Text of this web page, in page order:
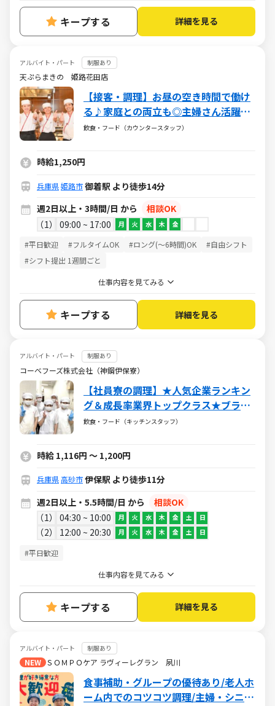
キープする 詳細を見る
アルバイト・パート 制服あり
天ぷらまきの 姫路花田店
【接客・調理】お昼の空き時間で働け
る♪家庭との両立も◎主婦さん活躍中
♪お子さまが無償で食事を楽しめる家
に働ける方大歓迎★1日3h～OK！
飲食・フード（カウンタースタッフ）
時給1,250円
兵庫県姫路市御着駅 より徒歩14分
週2日以上・3時間/日 から
相談OK
1
09:00 ~ 17:00 月 火 水 木 金
#平日歓迎 #フルタイムOK #ロング(～6時間)OK
#自由シフト
#シフト提出 1週間ごと
仕事内容を見てみる
キープする 詳細を見る
アルバイト・パート 制服あり
コーベフーズ株式会社（神鋼伊保寮）
【社員寮の調理】★人気企業ランキン
グ＆成長率業界トップクラス★ブラン
クOK★お得な社割★安定の老舗企業グ
飲食・フード（キッチンスタッフ）
時給 1,116円 ～ 1,200円
兵庫県高砂市伊保駅 より徒歩11分
週2日以上・5.5時間/日 から
相談OK
1
04:30 ~ 10:00 月 火 水 木 金 土 日
2 12:00 ~ 20:30 月 火 水 木 金 土 日
#平日歓迎
仕事内容を見てみる
キープする 詳細を見る
アルバイト・パート 制服あり
NEW ＳＯＭＰＯケア ラヴィーレグラン 夙川
食事補助・グループの優待あり/老人ホ
ーム内でのコツコツ調理/主婦・シニア